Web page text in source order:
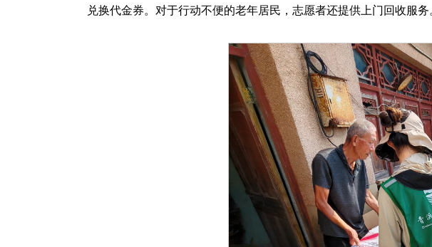
兑换代金券。对于行动不便的老年居民，志愿者还提供上门回收服务